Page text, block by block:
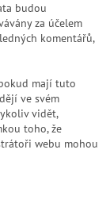
budou
za účelem
komentářů,
mají tuto
ve svém
vidět,
toho, že
webu mohou